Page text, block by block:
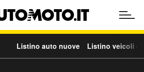
Listino auto nuove Listino veicoli